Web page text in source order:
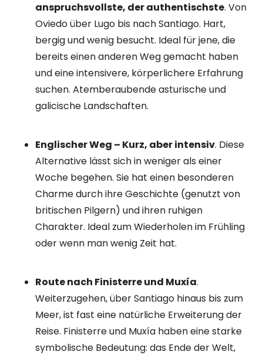
anspruchsvollste, der authentischste. Von
Oviedo über Lugo bis nach Santiago. Hart,
bergig und wenig besucht. Ideal für jene, die
bereits einen anderen Weg gemacht haben
und eine intensivere, körperlichere Erfahrung
suchen. Atemberaubende asturische und
galicische Landschaften.
Englischer Weg – Kurz, aber intensiv. Diese
Alternative lässt sich in weniger als einer
Woche begehen. Sie hat einen besonderen
Charme durch ihre Geschichte (genutzt von
britischen Pilgern) und ihren ruhigen
Charakter. Ideal zum Wiederholen im Frühling
oder wenn man wenig Zeit hat.
Route nach Finisterre und Muxía.
Weiterzugehen, über Santiago hinaus bis zum
Meer, ist fast eine natürliche Erweiterung der
Reise. Finisterre und Muxía haben eine starke
symbolische Bedeutung: das Ende der Welt,